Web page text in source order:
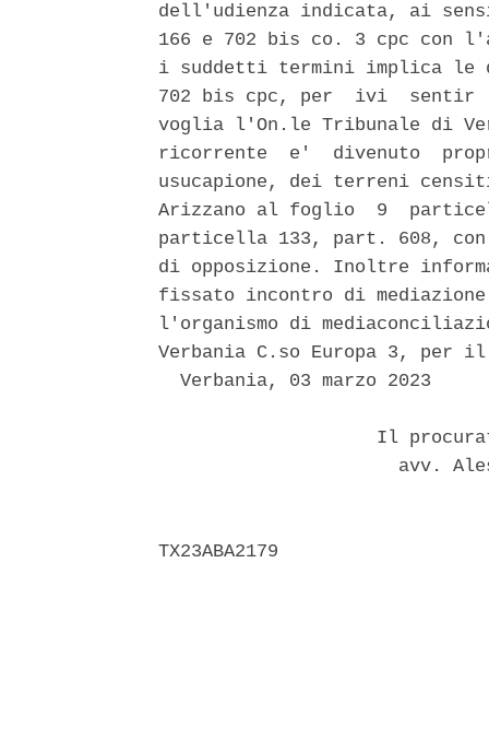
dell'udienza indicata, ai
166 e 702 bis co. 3 cpc con
i suddetti termini implica le
702 bis cpc, per  ivi  sentir
voglia l'On.le Tribunale di
ricorrente  e'  divenuto
usucapione, dei terreni
Arizzano al foglio  9
particella 133, part. 608,
di opposizione. Inoltre
fissato incontro di
l'organismo di
Verbania C.so Europa 3, per
  Verbania, 03 marzo 2023
Il
avv.